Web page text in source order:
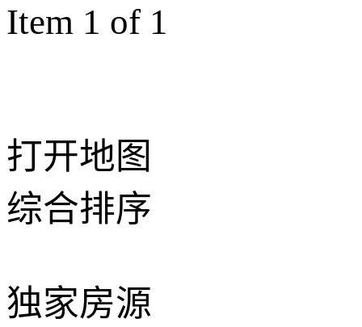
Item 1 of 1
打开地图
综合排序
独家房源